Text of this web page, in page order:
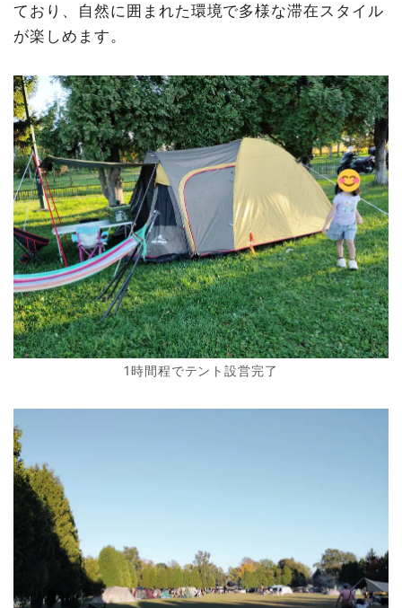
ており、自然に囲まれた環境で多様な滞在スタイル
が楽しめます。
1時間程でテント設営完了